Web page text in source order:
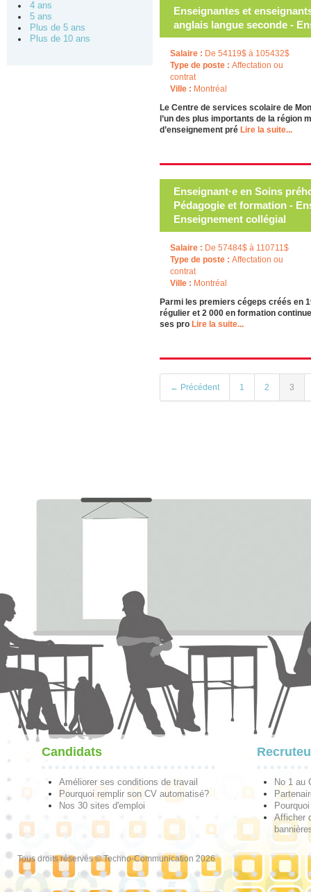
4 ans
5 ans
Plus de 5 ans
Plus de 10 ans
Enseignantes et
anglais langue seconde -
Salaire : De 54119$ à 105432$
Type de poste : Affectation ou
contrat
Ville : Montréal
Le Centre de services scolaire de
l’un des plus importants de la région
d’enseignement pré Lire la suite...
Enseignant·e en Soins
Pédagogie et formation -
Enseignement collégial
Salaire : De 57484$ à 110711$
Type de poste : Affectation ou
contrat
Ville : Montréal
Parmi les premiers cégeps créés en
régulier et 2 000 en formation
ses pro Lire la suite...
← Précédent 1 2 3
Candidats
Améliorer ses conditions de travail
Pourquoi remplir son CV automatisé?
Nos 30 sites d'emploi
No 1 au
Afficher
Tous droits réservés © Techno-Communication 2026